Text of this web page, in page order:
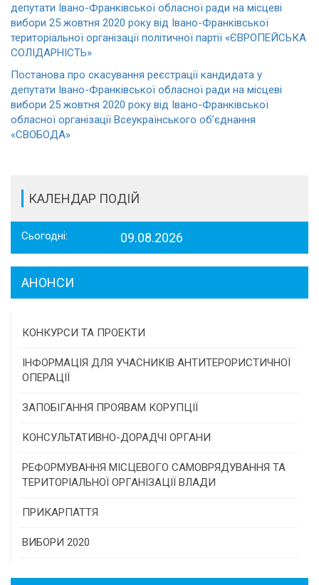
депутати Івано-Франківської обласної ради на місцеві
вибори 25 жовтня 2020 року від Івано-Франківської
територіальної організації політичної партії «ЄВРОПЕЙСЬКА
СОЛІДАРНІСТЬ»
Постанова про скасування реєстрації кандидата у
депутати Івано-Франківської обласної ради на місцеві
вибори 25 жовтня 2020 року від Івано-Франківської
обласної організації Всеукраїнського об’єднання
«СВОБОДА»
КАЛЕНДАР ПОДІЙ
Сьогодні: 09.08.2026
АНОНСИ
КОНКУРСИ ТА ПРОЕКТИ
Конкурс проектів та програм місцевого
самоврядування
Конкурс інститутів громадянського суспільства
Програми/конкурси МТД
ІНФОРМАЦІЯ ДЛЯ УЧАСНИКІВ АНТИТЕРОРИСТИЧНОЇ
ОПЕРАЦІЇ
ЗАПОБІГАННЯ ПРОЯВАМ КОРУПЦІЇ
КОНСУЛЬТАТИВНО-ДОРАДЧІ ОРГАНИ
Консультативна рада
РЕФОРМУВАННЯ МІСЦЕВОГО САМОВРЯДУВАННЯ ТА
ТЕРИТОРІАЛЬНОЇ ОРГАНІЗАЦІЇ ВЛАДИ
ПРИКАРПАТТЯ
Історична довідка
ВИБОРИ 2020